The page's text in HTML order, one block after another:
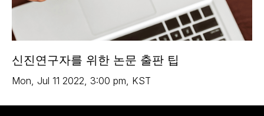
신진연구자를 위한 논문 출판 팁
Mon, Jul 11 2022, 3:00 pm, KST